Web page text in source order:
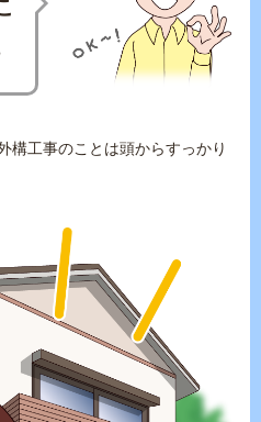
構工事のことは頭からすっかり